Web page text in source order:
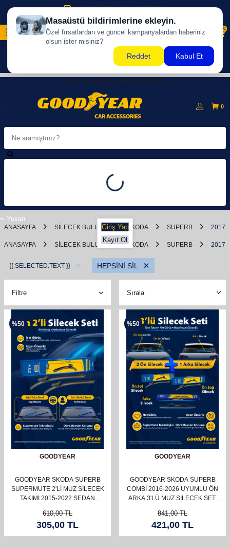
500 TL ÜZERİ KARGO BİZDEN !
0
500 TL ÜZERİ KARGO BİZDEN !
Giriş Yap
Kayıt Ol
0
Yukarı
ANASAYFA SILECEK BULUCU SKODA SUPERB 2017
ANASAYFA SILECEK BULUCU SKODA SUPERB 2017
{{ SELECTED.TEXT }} × HEPSİNİ SİL ×
Filtre
%50
GOODYEAR
GOODYEAR SKODA SUPERB
SUPERMUTE 2'LI MUZ SILECEK
TAKIMI 2015-2022 SEDAN
610,00TL
305,00 TL
%50
GOODYEAR
GOODYEAR SKODA SUPERB
COMBI 2016-2026 UYUMLU ÖN
ARKA 3'LÜ MUZ SILECEK SETI
841,00TL
421,00 TL